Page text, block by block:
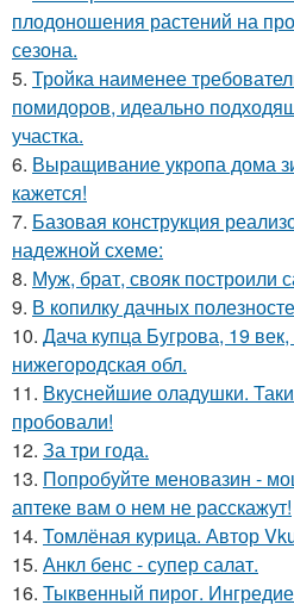
плодоношения растений на
сезона.
5. Тройка наименее
помидоров, идеально
участка.
6. Выращивание укропа дома
кажется!
7. Базовая конструкция
надежной схеме:
8. Муж, брат, свояк построили
9. В копилку дачных
10. Дача купца Бугрова, 19 век,
нижегородская обл.
11. Вкуснейшие оладушки.
пробовали!
12. За три года.
13. Попробуйте меновазин -
аптеке вам о нем не расскажут!
14. Томлёная курица. Автор
15. Анкл бенс - супер салат.
16. Тыквенный пирог.